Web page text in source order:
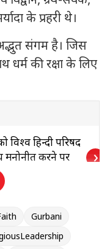
के प्रहरी थे।
संगम है। जिस
धर्म की रक्षा के लिए
FM ने उन
यह अभियान,
‘ना’ कहना चुना
›
भी उनका मान,
Gurbani